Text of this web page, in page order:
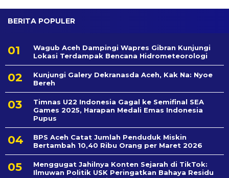
BERITA POPULER
Wagub Aceh Dampingi Wapres Gibran Kunjungi
Lokasi Terdampak Bencana Hidrometeorologi
Kunjungi Galery Dekranasda Aceh, Kak Na: Nyoe
Bereh
Timnas U22 Indonesia Gagal ke Semifinal SEA
Games 2025, Harapan Medali Emas Indonesia
Pupus
BPS Aceh Catat Jumlah Penduduk Miskin
Bertambah 10,40 Ribu Orang per Maret 2026
Menggugat Jahilnya Konten Sejarah di TikTok:
Ilmuwan Politik USK Peringatkan Bahaya Residu